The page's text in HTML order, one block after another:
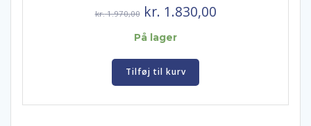
kr.1.970,00 Den
oprindelige
var:
kr. 1.970,00.
kr. 1.830,00Den
På lager
Tilføj til kurv